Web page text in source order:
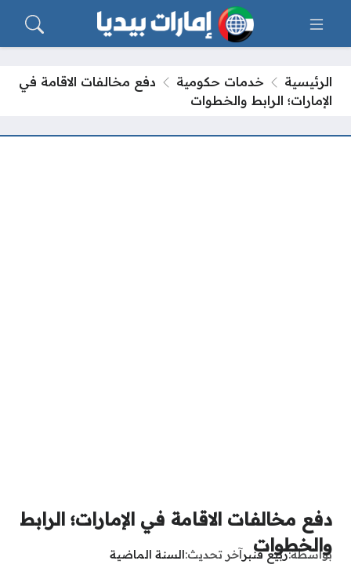
الرئيسية خدمات حكومية
دفع مخالفات الاقامة في
الإمارات؛ الرابط والخطوات
دفع مخالفات الاقامة في الإمارات؛ الرابط
والخطوات
بواسطةربيع قنبرآخر تحديث السنة الماضية